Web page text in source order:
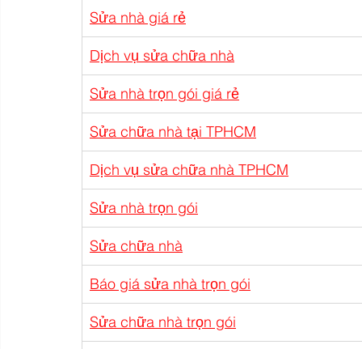
Sửa nhà giá rẻ
Dịch vụ sửa chữa nhà
Sửa nhà trọn gói giá rẻ
Sửa chữa nhà tại TPHCM
Dịch vụ sửa chữa nhà TPHCM
Sửa nhà trọn gói
Sửa chữa nhà
Báo giá sửa nhà trọn gói
Sửa chữa nhà trọn gói